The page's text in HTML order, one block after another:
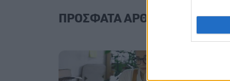
ΠΡΟΣΦΑΤΑ ΑΡΘΡΑ